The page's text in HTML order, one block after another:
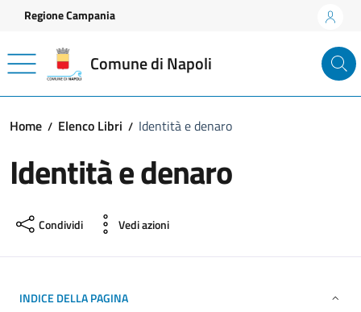
Vai ai contenuti
Vai al footer
Regione Campania
Comune di Napoli
Home Elenco Libri Identità e denaro
Identità e denaro
Condividi Vedi azioni
INDICE DELLA PAGINA